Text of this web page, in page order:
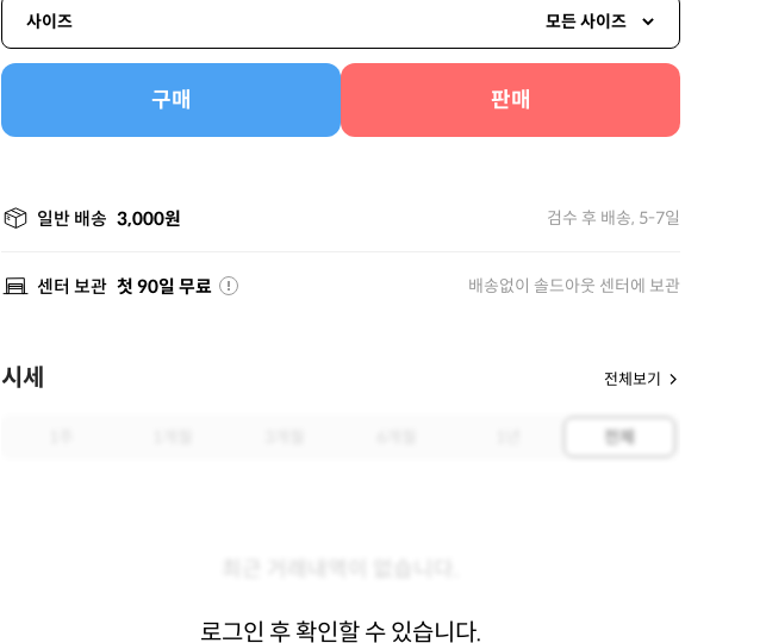
사이즈 모든 사이즈
구매 판매
일반 배송 3,000원 검수 후 배송, 5-7일
센터 보관 첫 90일 무료 배송없이 솔드아웃 센터에 보관
시세 전체보기
로그인 후 확인할 수 있습니다.
전체